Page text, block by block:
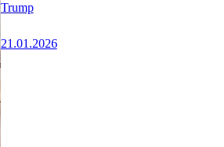
Trump
21.01.2026